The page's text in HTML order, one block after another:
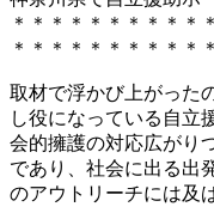
▽「自立援助ホーム」
ホーム全国大会が横浜
▽自立援助ホームを知
と同時に福祉の制度の
https://
▽自立援助ホームを知